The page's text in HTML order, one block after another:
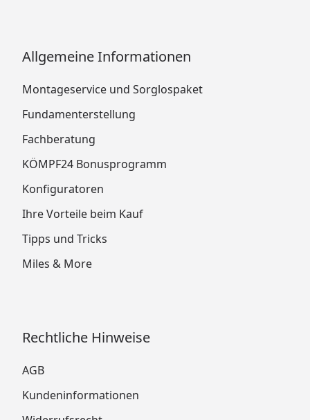
Allgemeine Informationen
Montageservice und Sorglospaket
Fundamenterstellung
Fachberatung
KÖMPF24 Bonusprogramm
Konfiguratoren
Ihre Vorteile beim Kauf
Tipps und Tricks
Miles & More
Rechtliche Hinweise
AGB
Kundeninformationen